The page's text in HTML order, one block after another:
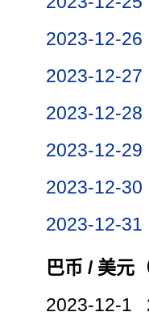
2023-12-26
2023-12-27
2023-12-28
2023-12-29
2023-12-30
2023-12-31
巴币 / 美元
2023-12-1